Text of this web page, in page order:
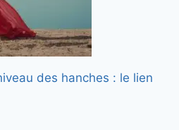
des hanches : le lien